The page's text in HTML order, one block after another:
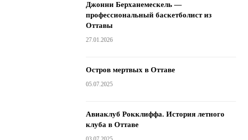
Джонни Берханемескель —
профессиональный баскетболист из
Оттавы
27.01.2026
Остров мертвых в Оттаве
05.07.2025
Авиаклуб Рокклиффа. История летного
клуба в Оттаве